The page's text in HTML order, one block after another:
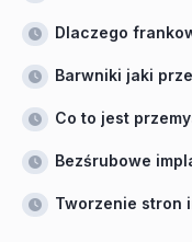
Dlaczego
Barwniki jaki
Co to jest
Bezśrubowe
Tworzenie stron